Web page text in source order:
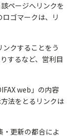
ページへリンクを
ゴマークは、リ
ンクすることをう
するなど、営利目
web」の内容
法をとるリンクは
・更新の都合によ